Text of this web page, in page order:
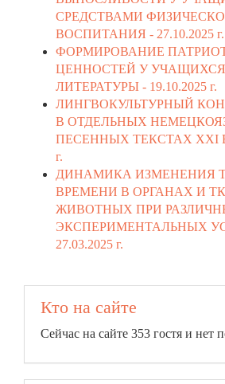
СРЕДСТВАМИ
ВОСПИТАНИЯ - 27.10.2025 г.
ФОРМИРОВАНИЕ
ЦЕННОСТЕЙ У
ЛИТЕРАТУРЫ - 19.10.2025 г.
ЛИНГВОКУЛЬТУРНЫЙ
В ОТДЕЛЬНЫХ
ПЕСЕННЫХ ТЕКСТАХ XXI
г.
ДИНАМИКА ИЗМЕНЕНИЯ
ВРЕМЕНИ В ОРГАНАХ И
ЖИВОТНЫХ ПРИ
ЭКСПЕРИМЕНТАЛЬНЫХ
27.03.2025 г.
Кто на сайте
Сейчас на сайте 353 гостя и нет